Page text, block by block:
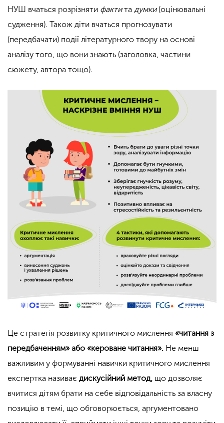
НУШ вчаться розрізняти фактита думки (оцінювальні
судження). Також діти вчаться прогнозувати
(передбачати) події літературного твору на основі
аналізу того, що вони знають (заголовка, частини
сюжету, автора тощо).
Це стратегія розвитку критичного мислення «читання з
передбаченням» або «кероване читання». Не менш
важливим у формуванні навички критичного мислення
експертка називає дискусійний метод, що дозволяє
вчитися дітям брати на себе відповідальність за власну
позицію в темі, що обговорюється, аргументовано